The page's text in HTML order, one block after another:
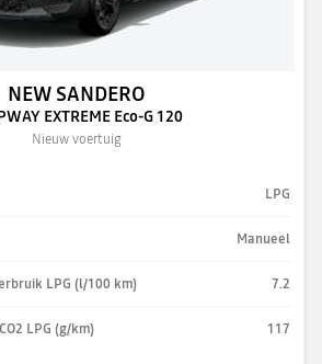
NEW SANDERO
EXTREME Eco-G 120
Nieuw voertuig
LPG
Manueel
LPG (l/100 km) 7.2
LPG (g/km) 117